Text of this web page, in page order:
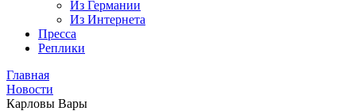
Из Германии
Из Интернета
Пресса
Реплики
Главная
Новости
Карловы Вары